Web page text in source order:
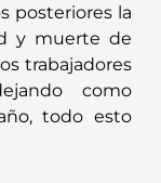
posteriores la
y muerte de
trabajadores
como
todo esto